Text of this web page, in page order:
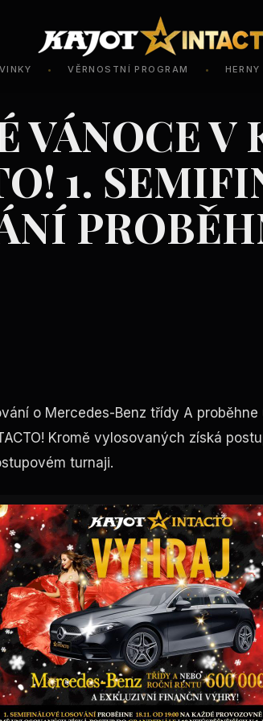
• VĚRNOSTNÍ PROGRAM •
VÁNOCE V
1.
o Mercedes-Benz třídy A proběhne
Kromě vylosovaných získá
turnaji.